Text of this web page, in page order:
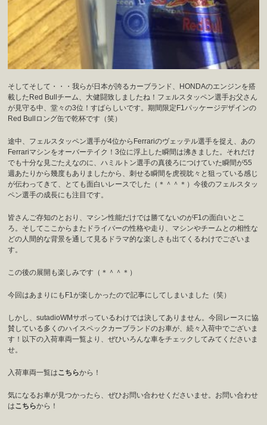
そしてそして・・・我らが日本が誇るカーブランド、HONDAのエンジンを搭
載したRed Bullチーム、大健闘致しましたね！フェルスタッペン選手お父さん
が見守る中、堂々の3位！すばらしいです。期間限定F1パッケージデザインの
Red Bullロング缶で乾杯です（笑）
途中、フェルスタッペン選手が4位からFerrariのヴェッテル選手を捉え、あの
Ferrariマシンをオーバーテイク！3位に浮上した瞬間は沸きました。それだけ
でも十分な見ごたえなのに、ハミルトン選手の真後ろにつけていた瞬間が55
週あたりから幾度もありましたから、刺せる瞬間を虎視眈々と狙っている感じ
が伝わってきて、とても面白いレースでした（＊＾＾＊）今後のフェルスタッ
ペン選手の成長にも注目です。
皆さんご存知のとおり、マシン性能だけでは勝てないのがF1の面白いとこ
ろ。そしてここからまたドライバーの性格や走り、マシンやチームとの相性な
どの人間的な背景を通して見るドラマ的な楽しさも出てくるわけでございま
す。
この後の展開も楽しみです（＊＾＾＊）
今回はあまりにもF1が楽しかったので記事にしてしまいました（笑）
しかし、sutadioWMサボっているわけでは決してありません。今回レースに協
賛している多くのハイスペックカーブランドのお車が、続々入荷中でございま
す！以下の入荷車両一覧より、ぜひいろんな車をチェックしてみてくださいま
せ。
入荷車両一覧はこちらから！
気になるお車が見つかったら、ぜひお問い合わせくださいませ。お問い合わせ
はこちらから！